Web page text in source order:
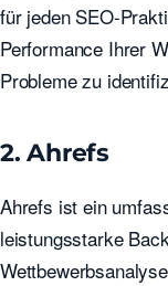
für jeden SEO-
Performance Ihrer
Probleme zu
2. Ahrefs
Ahrefs ist ein
leistungsstarke